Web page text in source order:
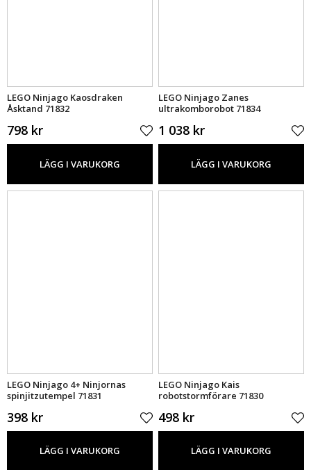
LEGO Ninjago Kaosdraken
Åsktand 71832
798 kr
LÄGG I VARUKORG
LEGO Ninjago Zanes
ultrakomborobot 71834
1 038 kr
LÄGG I VARUKORG
LEGO Ninjago 4+ Ninjornas
spinjitzutempel 71831
398 kr
LÄGG I VARUKORG
LEGO Ninjago Kais
robotstormförare 71830
498 kr
LÄGG I VARUKORG